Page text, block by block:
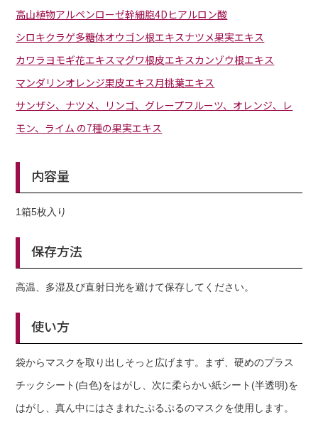
高山植物アルペンローゼ幹細胞4Dヒアルロン酸
シロキクラゲ多糖体オウゴン根エキスナツメ果実エキス
カワラヨモギ花エキスマグワ根皮エキスカンゾウ根エキス
マンダリンオレンジ果皮エキス月桃葉エキス
サンザシ、ナツメ、リンゴ、グレープフルーツ、オレンジ、レ
モン、ライム の7種の果実エキス
内容量
1箱5枚入り
保存方法
高温、多湿及び直射日光を避けて保存してください。
使い方
袋からマスクを取り出しそっと広げます。まず、硬めのプラス
チックシート(白色)をはがし、次に柔らかい紙シート(半透明)を
はがし、真ん中にはさまれたぷるぷるのマスクを使用します。